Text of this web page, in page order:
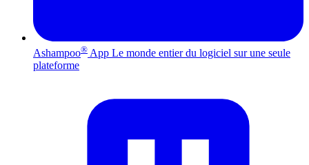
Ashampoo® App Le monde entier du logiciel sur une seule
plateforme